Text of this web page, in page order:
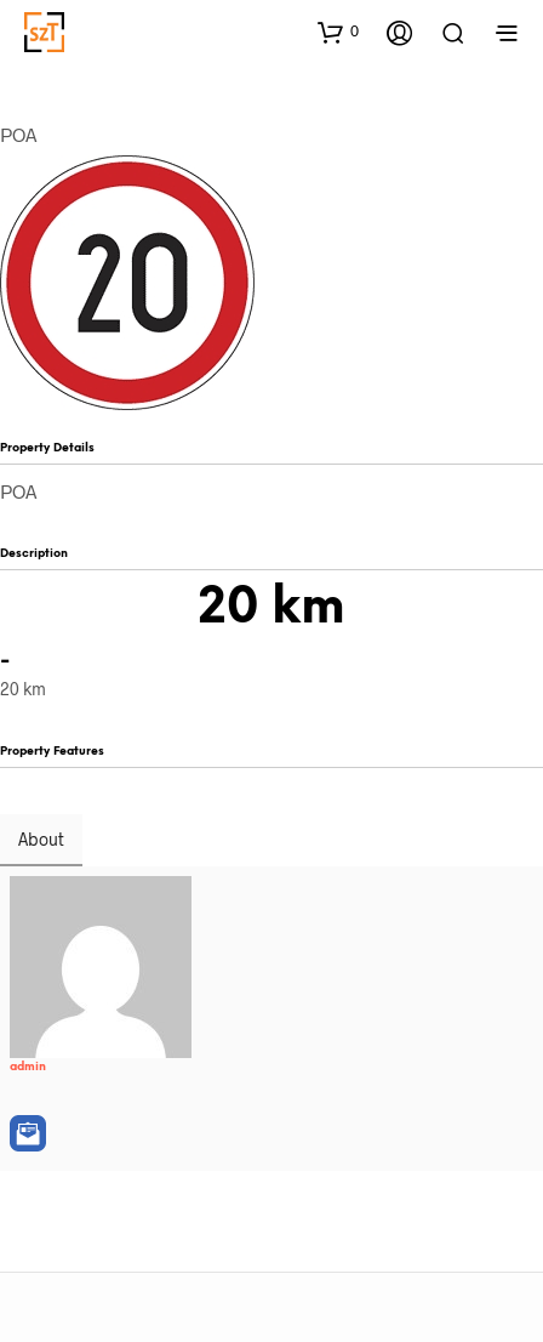
0
POA
Property Details
POA
Description
20 km
-
20 km
Property Features
About
admin